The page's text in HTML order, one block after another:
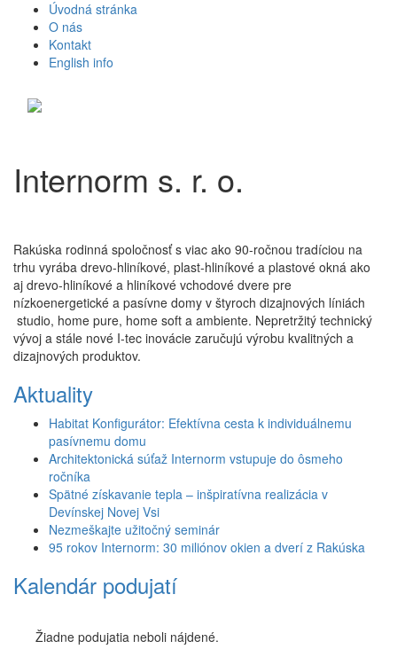
Úvodná stránka
O nás
Kontakt
English info
Internorm s. r. o.
Rakúska rodinná spoločnosť s viac ako 90-ročnou tradíciou na
trhu vyrába drevo-hliníkové, plast-hliníkové a plastové okná ako
aj drevo-hliníkové a hliníkové vchodové dvere pre
nízkoenergetické a pasívne domy v štyroch dizajnových líniách
studio, home pure, home soft a ambiente. Nepretržitý technický
vývoj a stále nové I-tec inovácie zaručujú výrobu kvalitných a
dizajnových produktov.
Aktuality
Habitat Konfigurátor: Efektívna cesta k individuálnemu
pasívnemu domu
Architektonická súťaž Internorm vstupuje do ôsmeho
ročníka
Spätné získavanie tepla – inšpiratívna realizácia v
Devínskej Novej Vsi
Nezmeškajte užitočný seminár
95 rokov Internorm: 30 miliónov okien a dverí z Rakúska
Kalendár podujatí
Žiadne podujatia neboli nájdené.